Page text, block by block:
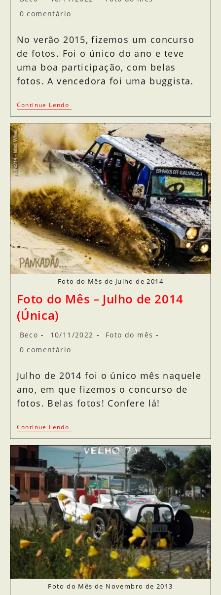
0 comentário
No verão 2015, fizemos um concurso
de fotos. Foi o único do ano e teve
uma boa participação, com belas
fotos. A vencedora foi uma buggista.
Continue Lendo
Foto do Mês de Julho de 2014
Foto do Mês – Julho de 2014
(Única)
Beco 10/11/2022
Foto do mês
0 comentário
Julho de 2014 foi o único mês naquele
ano, em que fizemos o concurso de
fotos. Belas fotos! Confere lá!
Continue Lendo
Foto do Mês de Novembro de 2013